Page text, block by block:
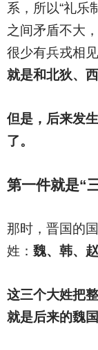
系，所以“礼乐
之间矛盾不大
很少有兵戎相
就是和北狄、
但是，后来发
了。
第一件就是“
那时，晋国的
姓： 魏、韩、赵
这三个大姓把
就是后来的魏